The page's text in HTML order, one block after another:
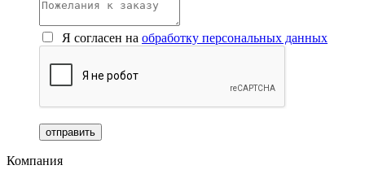
Я согласен на обработку персональных данных
Компания